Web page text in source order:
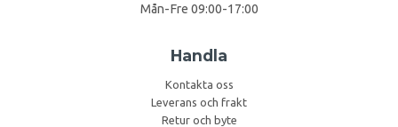
Mån-Fre 09:00-17:00
Handla
Kontakta oss
Leverans och frakt
Retur och byte